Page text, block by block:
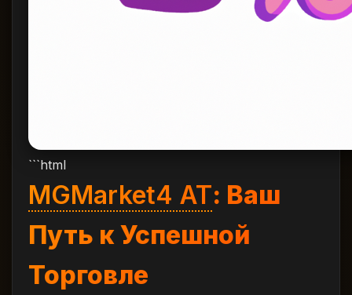
```html
MGMarket4 AT: Ваш
Путь к Успешной
Торговле